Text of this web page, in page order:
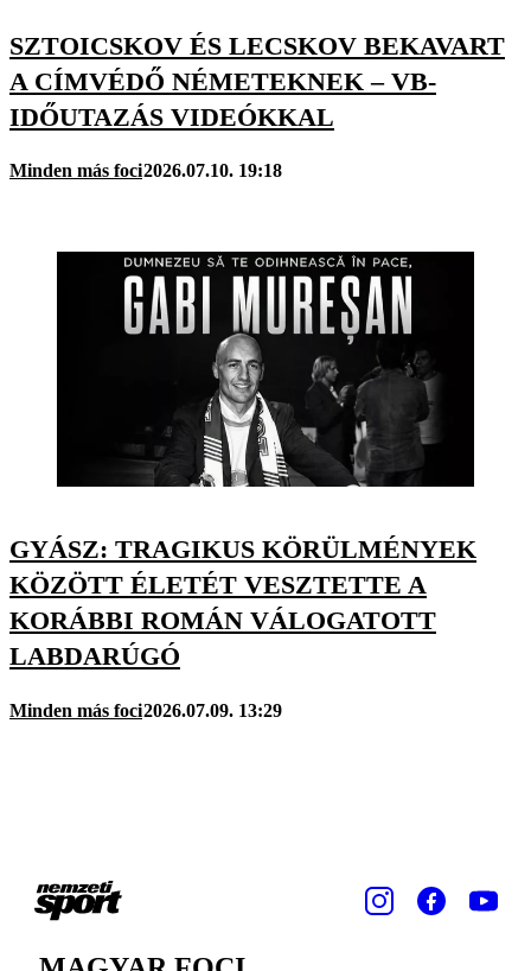
SZTOICSKOV ÉS LECSKOV BEKAVART
A CÍMVÉDŐ NÉMETEKNEK – VB-
IDŐUTAZÁS VIDEÓKKAL
Minden más foci2026.07.10. 19:18
GYÁSZ: TRAGIKUS KÖRÜLMÉNYEK
KÖZÖTT ÉLETÉT VESZTETTE A
KORÁBBI ROMÁN VÁLOGATOTT
LABDARÚGÓ
Minden más foci2026.07.09. 13:29